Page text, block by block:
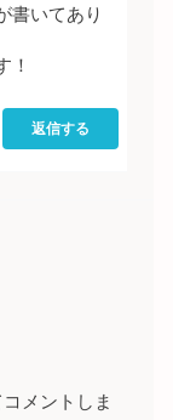
書いてあり
！
返信する
メントしま